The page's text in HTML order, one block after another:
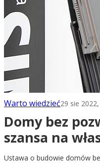
Warto wiedzieć29 sie
Domy bez
szansa na
bubel
Ustawa o budowie domów